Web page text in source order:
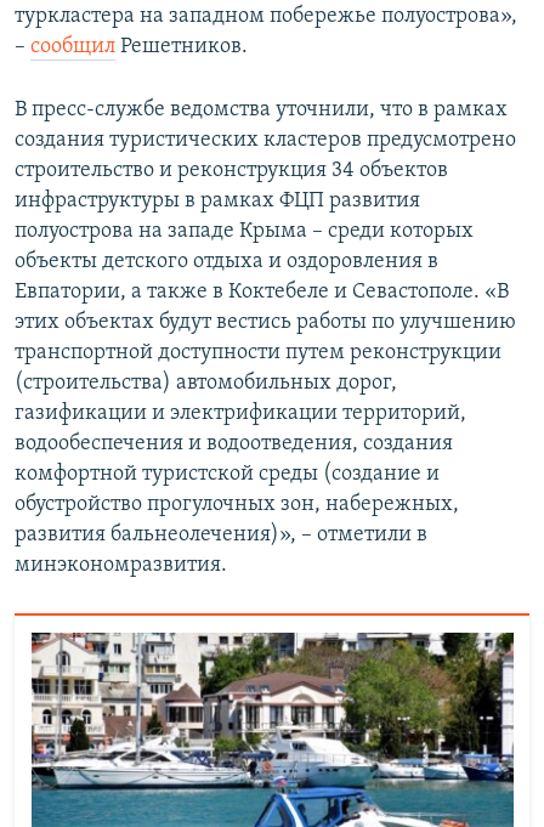
туркластера на западном побережье полуострова»,
– сообщил Решетников.
В пресс-службе ведомства уточнили, что в рамках
создания туристических кластеров предусмотрено
строительство и реконструкция 34 объектов
инфраструктуры в рамках ФЦП развития
полуострова на западе Крыма – среди которых
объекты детского отдыха и оздоровления в
Евпатории, а также в Коктебеле и Севастополе. «В
этих объектах будут вестись работы по улучшению
транспортной доступности путем реконструкции
(строительства) автомобильных дорог,
газификации и электрификации территорий,
водообеспечения и водоотведения, создания
комфортной туристской среды (создание и
обустройство прогулочных зон, набережных,
развития бальнеолечения)», – отметили в
минэкономразвития.